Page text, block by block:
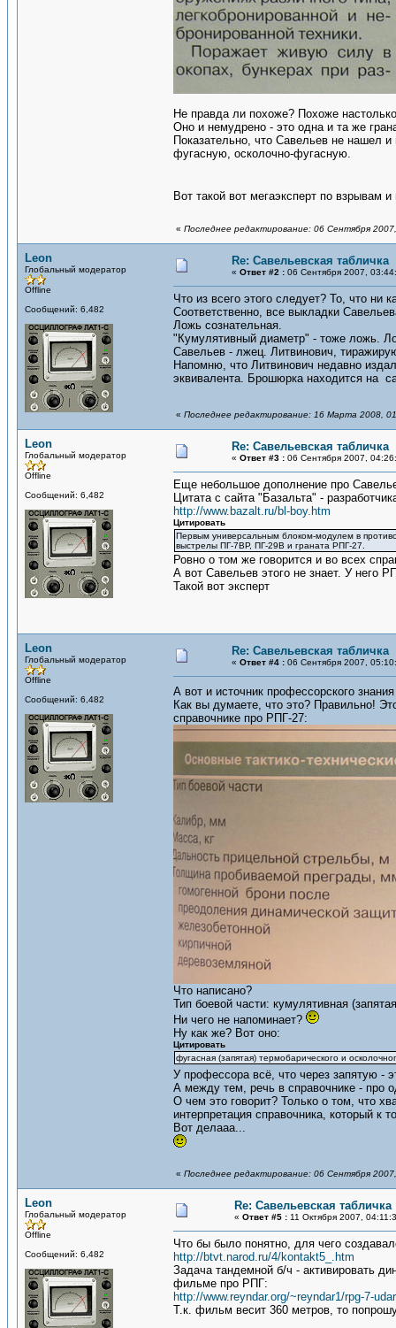
Не правда ли похоже? Похоже
Оно и немудрено - это одна и та же
Показательно, что Савельев не нашел
фугасную, осколочно-фугасную.
Вот такой вот мегаэксперт по взрывам
« Последнее редактирование: 06 Сентября
Leon
Глобальный модератор
Offline
Сообщений: 6,482
Re: Савельевская табличка
« Ответ #2 : 06 Сентября 2007,
Что из всего этого следует? То, что ни
Соответственно, все выкладки
Ложь сознательная.
"Кумулятивный диаметр" - тоже ложь.
Савельев - лжец. Литвинович,
Напомню, что Литвинович недавно
эквивалента. Брошюрка находится на
« Последнее редактирование: 16 Марта 2008,
Leon
Глобальный модератор
Offline
Сообщений: 6,482
Re: Савельевская табличка
« Ответ #3 : 06 Сентября 2007,
Еще небольшое дополнение про
Цитата с сайта "Базальта" -
http://www.bazalt.ru/bl-boy.htm
Цитировать
Первым универсальным блоком-модулем в
выстрелы ПГ-7ВР, ПГ-29В и граната РПГ-27.
Ровно о том же говорится и во всех
А вот Савельев этого не знает. У него
Такой вот эксперт
Leon
Глобальный модератор
Offline
Сообщений: 6,482
Re: Савельевская табличка
« Ответ #4 : 06 Сентября 2007,
А вот и источник профессорского
Как вы думаете, что это? Правильно!
справочнике про РПГ-27:
Что написано?
Тип боевой части: кумулятивная
Ни чего не напоминает?
Ну как же? Вот оно:
Цитировать
фугасная (запятая) термобарического и
У профессора всё, что через запятую -
А между тем, речь в справочнике - про
О чем это говорит? Только о том, что
интерпретация справочника, который к
Вот делааа...
« Последнее редактирование: 06 Сентября
Leon
Глобальный модератор
Offline
Сообщений: 6,482
Re: Савельевская табличка
« Ответ #5 : 11 Октября 2007,
Что бы было понятно, для чего
http://btvt.narod.ru/4/kontakt5_.htm
Задача тандемной б/ч - активировать
фильме про РПГ:
http://www.reyndar.org/~reyndar1/rpg-7-
Т.к. фильм весит 360 метров, то